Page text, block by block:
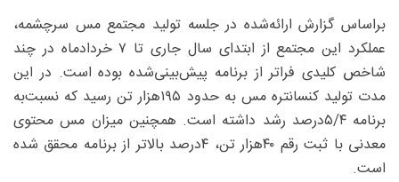
براساس گزارش ارائه‌شده در جلسه تولید مجتمع مس سرچشمه،
عملکرد این مجتمع از ابتدای سال جاری تا ۷ خردادماه در چند
شاخص کلیدی فراتر از برنامه پیش‌بینی‌شده بوده است. در این
مدت تولید کنسانتره مس به حدود ۱۹۵هزار تن رسید که نسبت‌به
برنامه ۵/۴‌درصد رشد داشته است. همچنین میزان مس محتوی
معدنی با ثبت رقم ۴۰هزار تن، ۴درصد بالاتر از برنامه محقق شده
است.